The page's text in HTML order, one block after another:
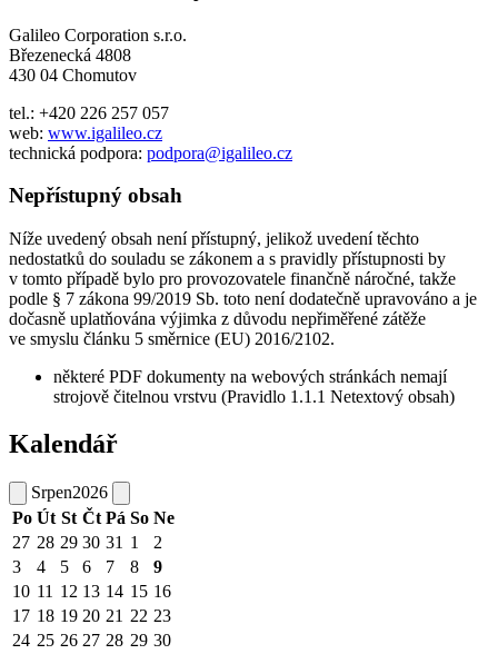
Galileo Corporation s.r.o.
Březenecká 4808
430 04 Chomutov
tel.: +420 226 257 057
web: www.igalileo.cz
technická podpora: podpora@igalileo.cz
Nepřístupný obsah
Níže uvedený obsah není přístupný, jelikož uvedení těchto
nedostatků do souladu se zákonem a s pravidly přístupnosti by
v tomto případě bylo pro provozovatele finančně náročné, takže
podle § 7 zákona 99/2019 Sb. toto není dodatečně upravováno a je
dočasně uplatňována výjimka z důvodu nepřiměřené zátěže
ve smyslu článku 5 směrnice (EU) 2016/2102.
některé PDF dokumenty na webových stránkách nemají
strojově čitelnou vrstvu (Pravidlo 1.1.1 Netextový obsah)
Kalendář
Srpen2026
Po Út St Čt Pá So Ne
27 28 29 30 31 1
2
3
4 5 6 7 8
9
10 11 12 13 14 15 16
17 18 19 20 21 22 23
24 25 26 27 28 29 30